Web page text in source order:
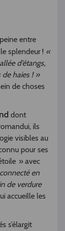
entre
splendeur ! «
d’étangs,
de haies ! »
de choses
dont
ils
visibles au
pour ses
» avec
en
de verdure
accueille les
s’élargit